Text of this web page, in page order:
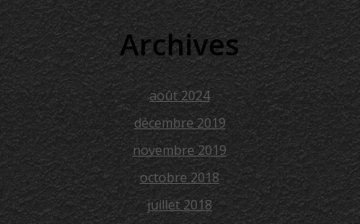
Archives
août 2024
décembre 2019
novembre 2019
octobre 2018
juillet 2018